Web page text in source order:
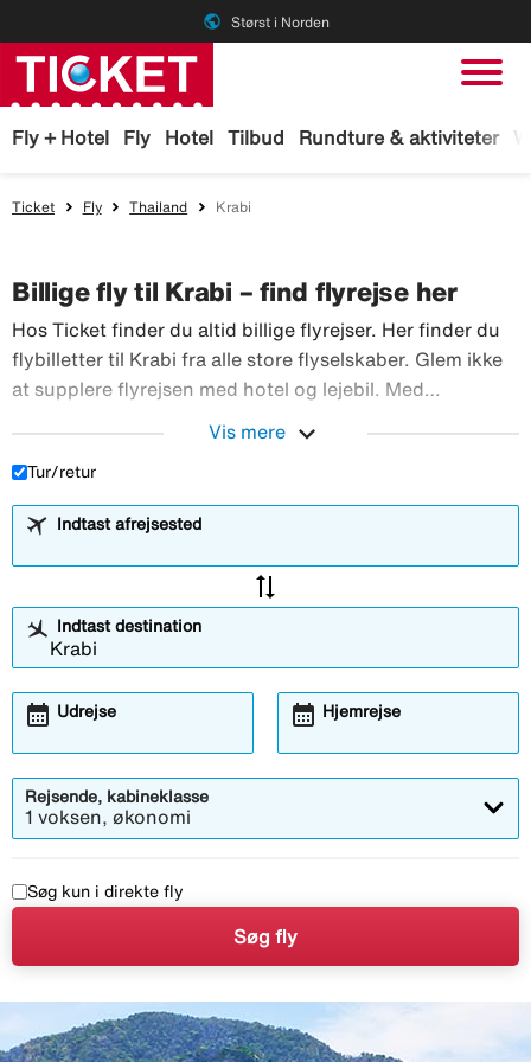
public Størst i Norden
Fly + Hotel Fly Hotel Tilbud Rundture & aktiviteter
Ticket Fly Thailand Krabi
Billige fly til Krabi – find flyrejse her
Hos Ticket finder du altid billige flyrejser. Her finder du
flybilletter til Krabi fra alle store flyselskaber. Glem ikke
at supplere flyrejsen med hotel og lejebil. Med
Vis mere expand_more
Tur/retur
Indtast afrejsested
sync_alt
Indtast destination
Udrejse
calendar_month Hjemrejse
calendar_month
Rejsende, kabineklasse
1 voksen, økonomi
Søg kun i direkte fly
Søg fly